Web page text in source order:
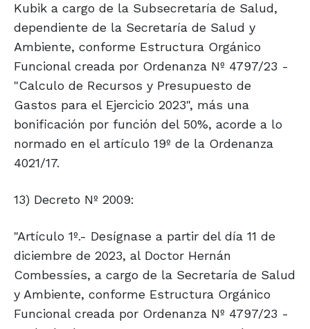
Kubik a cargo de la Subsecretaría de Salud,
dependiente de la Secretaría de Salud y
Ambiente, conforme Estructura Orgánico
Funcional creada por Ordenanza Nº 4797/23 -
"Calculo de Recursos y Presupuesto de
Gastos para el Ejercicio 2023", más una
bonificación por función del 50%, acorde a lo
normado en el artículo 19º de la Ordenanza
4021/17.
13) Decreto Nº 2009:
"Artículo 1º.- Desígnase a partir del día 11 de
diciembre de 2023, al Doctor Hernán
Combessíes, a cargo de la Secretaría de Salud
y Ambiente, conforme Estructura Orgánico
Funcional creada por Ordenanza Nº 4797/23 -